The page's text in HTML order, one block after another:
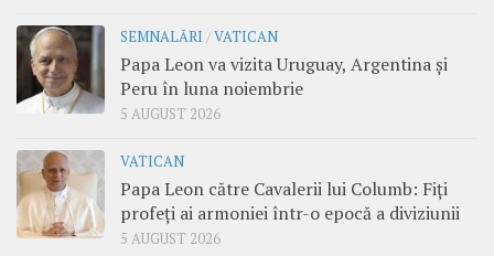
SEMNALĂRI /VATICAN
Papa Leon va vizita Uruguay, Argentina și
Peru în luna noiembrie
5 AUGUST 2026
VATICAN
Papa Leon către Cavalerii lui Columb: Fiți
profeți ai armoniei într-o epocă a diviziunii
5 AUGUST 2026